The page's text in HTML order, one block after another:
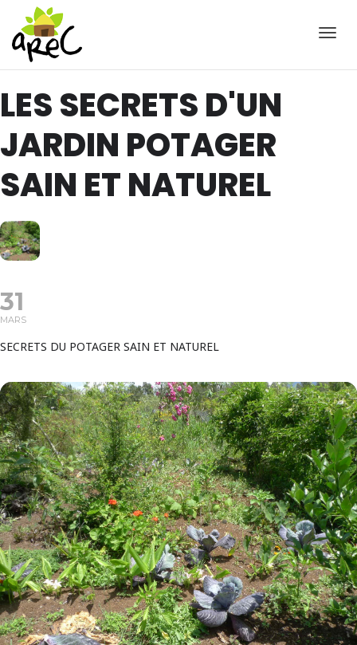
LES SECRETS D'UN
JARDIN POTAGER
SAIN ET NATUREL
31
MARS
SECRETS DU POTAGER SAIN ET NATUREL